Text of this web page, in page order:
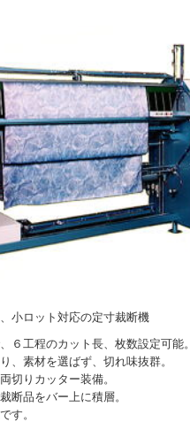
小ロット対応の定寸裁断機
６工程のカット長、枚数設定可能。
、素材を選ばず、切れ味抜群。
切りカッター装備。
断品をバー上に積層。
す。